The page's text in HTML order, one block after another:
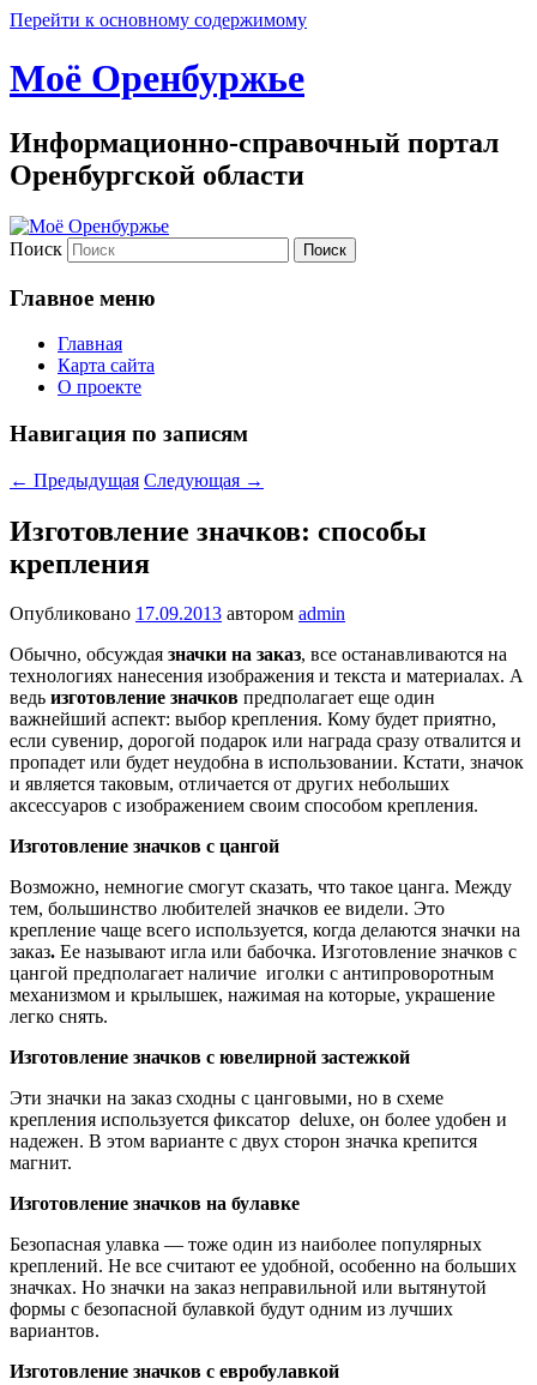
Перейти к основному содержимому
Моё Оренбуржье
Информационно-справочный портал
Оренбургской области
Поиск
Главное меню
Главная
Карта сайта
О проекте
Навигация по записям
← Предыдущая Следующая →
Изготовление значков: способы
крепления
Опубликовано 17.09.2013 автором admin
Обычно, обсуждая значки на заказ, все останавливаются на
технологиях нанесения изображения и текста и материалах. А
ведь изготовление значков предполагает еще один
важнейший аспект: выбор крепления. Кому будет приятно,
если сувенир, дорогой подарок или награда сразу отвалится и
пропадет или будет неудобна в использовании. Кстати, значок
и является таковым, отличается от других небольших
аксессуаров с изображением своим способом крепления.
Изготовление значков с цангой
Возможно, немногие смогут сказать, что такое цанга. Между
тем, большинство любителей значков ее видели. Это
крепление чаще всего используется, когда делаются значки на
заказ. Ее называют игла или бабочка. Изготовление значков с
цангой предполагает наличие иголки с антипроворотным
механизмом и крылышек, нажимая на которые, украшение
легко снять.
Изготовление значков с ювелирной застежкой
Эти значки на заказ сходны с цанговыми, но в схеме
крепления используется фиксатор deluxe, он более удобен и
надежен. В этом варианте с двух сторон значка крепится
магнит.
Изготовление значков на булавке
Безопасная улавка — тоже один из наиболее популярных
креплений. Не все считают ее удобной, особенно на больших
значках. Но значки на заказ неправильной или вытянутой
формы с безопасной булавкой будут одним из лучших
вариантов.
Изготовление значков с евробулавкой